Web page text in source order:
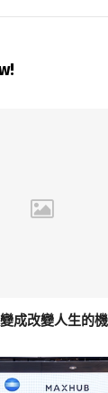
成改變人生的